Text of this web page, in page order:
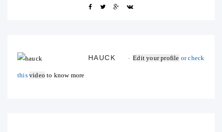
HAUCK Edit your profile or check
this video to know more